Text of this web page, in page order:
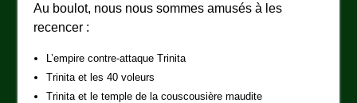
Au boulot, nous nous sommes amusés à les
recencer :
L’empire contre-attaque Trinita
Trinita et les 40 voleurs
Trinita et le temple de la couscousière maudite